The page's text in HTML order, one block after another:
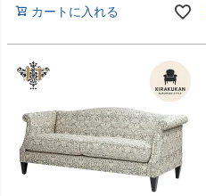
カートに入れる